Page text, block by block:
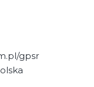
gpsr